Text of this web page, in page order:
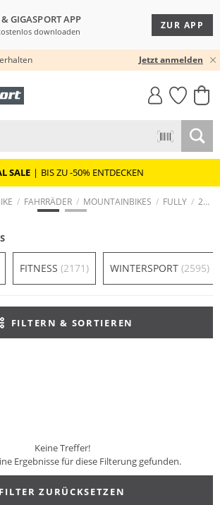
GIGASPORT APP
downloaden
ZUR APP
VERSAND* & RÜCKVERSANDJetzt anmelden
MUST-HAVE
SALE | BIS ZU -50% ENTDECKEN
FAHRRÄDER MOUNTAINBIKES FULLY 26 ZOLL FULLY MTB’S
FITNESS (2171) WINTERSPORT (2595)
FILTERN & SORTIEREN
Keine Treffer!
Ergebnisse für diese Filterung gefunden.
FILTER ZURÜCKSETZEN